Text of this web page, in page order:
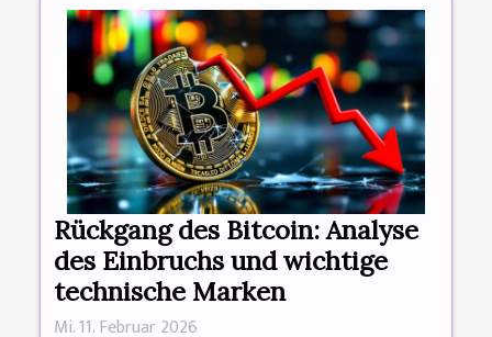
Rückgang des Bitcoin: Analyse
des Einbruchs und wichtige
technische Marken
Mi. 11. Februar 2026